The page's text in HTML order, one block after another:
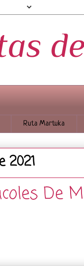
Ruta Martuka
2021
De